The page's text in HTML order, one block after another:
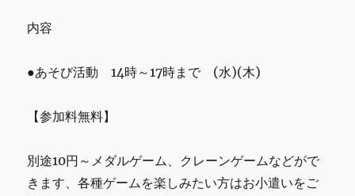
内容
●あそび活動 14時～17時まで (水)(木)
【参加料無料】
別途10円～メダルゲーム、クレーンゲームなどがで
きます、各種ゲームを楽しみたい方はお小遣いをご